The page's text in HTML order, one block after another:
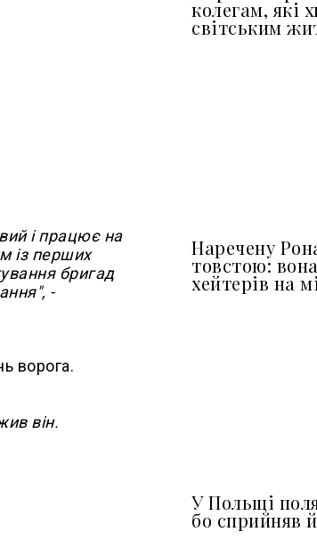
і працює на
із перших
бригад
-
ворога.
він.
колегам, які
світським
Наречену
товстою:
хейтерів на
У Польщі
бо сприйняв